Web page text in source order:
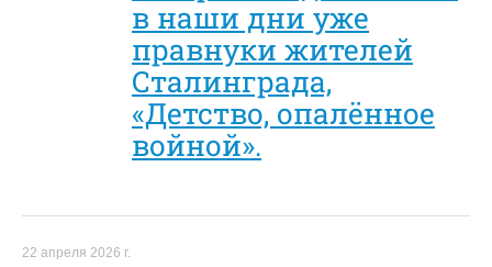
в наши дни уже
правнуки жителей
Сталинграда,
«Детство, опалённое
войной».
22 апреля 2026 г.